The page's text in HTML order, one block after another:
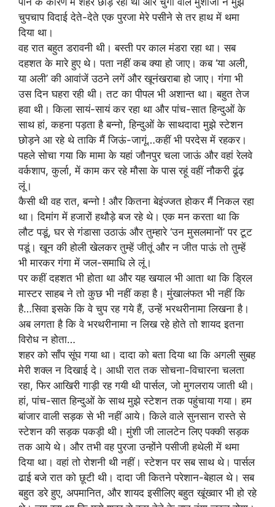
चुपचाप विदाई देते-देते एक पुरजा मेरे पसीने से तर हाथ में थमा
दिया था।
वह रात बहुत डरावनी थी। बस्ती पर काल मंडरा रहा था। सब
दहशत के मारे हुए थे। पता नहीं कब क्या हो जाए। कब ‘या अली,
या अली’ की आवांजें उठने लगें और खूनंखराबा हो जाए। गंगा भी
उस दिन घहरा रही थी। तट का पीपल भी अशान्त था। बहुत तेज
हवा थी। किला सायं-सायं कर रहा था और पांच-सात हिन्दुओं के
साथ हां, कहना पड़ता है बन्नो, हिन्दुओं के साथदादा मुझे स्टेशन
छोड़ने आ रहे थे ताकि मैं जिऊं-जागूं…कहीं भी परदेस में रहकर।
पहले सोचा गया कि मामा के यहां जौनपुर चला जाऊं और वहां रेलवे
वर्कशाप, कुर्ला, में काम कर रहे मौसा के पास रहूं वहीं नौकरी ढूंढ़
लूं।
कैसी थी वह रात, बन्नो ! और कितना बेइंज्जत होकर मैं निकल रहा
था। दिमांग में हजारों हथौड़े बज रहे थे। एक मन करता था कि
लौट पडूं, घर से गंडासा उठाऊं और तुम्हारे ‘उन मुसलमानों’ पर टूट
पडूं। खून की होली खेलकर तुम्हें जीतूं और न जीत पाऊं तो तुम्हें
भी मारकर गंगा में जल-समाधि ले लूं।
पर कहीं दहशत भी होता था और यह खयाल भी आता था कि ड्रिल
मास्टर साहब ने तो कुछ भी नहीं कहा है। मुंखालंफत भी नहीं कि
है…सिवा इसके कि वे चुप रह गये हैं, उन्हें भरथरीनामा लिखना है।
अब लगता है कि वे भरथरीनामा न लिख रहे होते तो शायद इतना
विरोध न होता…
शहर को साँप सूंघ गया था। दादा को बता दिया था कि अगली सुबह
मेरी शक्ल न दिखाई दे। आधी रात तक सोचना-विचारना चलता
रहा, फिर आखिरी गाड़ी रह गयी थी पार्सल, जो मुगलराय जाती थी।
हां, पांच-सात हिन्दुओं के साथ मुझे स्टेशन तक पहुंचाया गया। हम
बांजार वाली सड़क से भी नहीं आये। किले वाले सुनसान रास्ते से
स्टेशन की सड़क पकड़ी थी। मुंशी जी लालटेन लिए पक्की सड़क
तक आये थे। और तभी वह पुरजा उन्होंने पसीजी हथेली में थमा
दिया था। वहां तो रोशनी थी नहीं। स्टेशन पर सब साथ थे। पार्सल
ढाई बजे रात को छूटी थी। दादा जी कितने परेशान-बेहाल थे। सब
बहुत डरे हुए, अपमानित, और शायद इसीलिए बहुत खूंख्वार भी हो रहे